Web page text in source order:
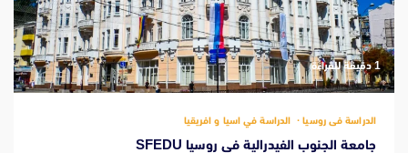
‫1 دقيقة للقراءة
الدراسة فى روسيا الدراسة في اسيا و افريقيا
جامعة الجنوب الفيدرالية في روسيا SFEDU